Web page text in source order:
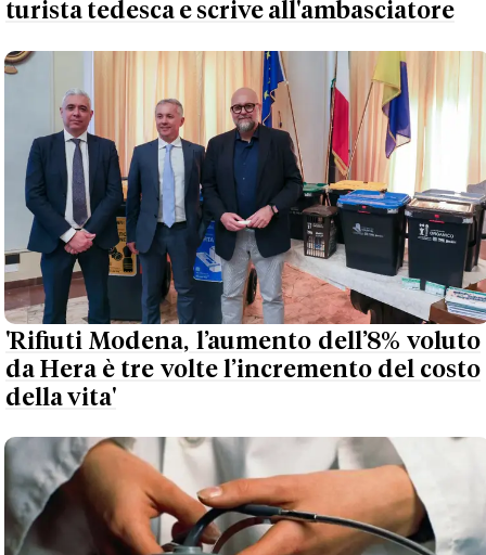
turista tedesca e scrive all'ambasciatore
'Rifiuti Modena, l’aumento dell’8% voluto
da Hera è tre volte l’incremento del costo
della vita'